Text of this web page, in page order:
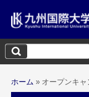
検
索:
ホーム » オープンキ